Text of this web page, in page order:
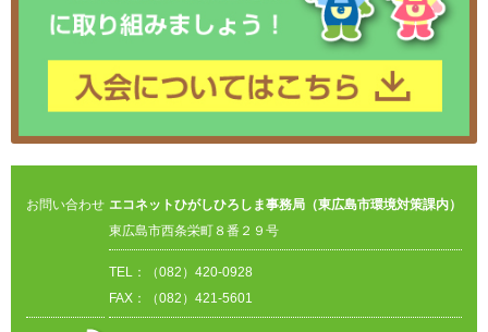
お問い合わせ エコネットひがしひろしま事務局（東広島市環境対策課内）
東広島市西条栄町８番２９号
TEL：（082）420-0928
FAX：（082）421-5601